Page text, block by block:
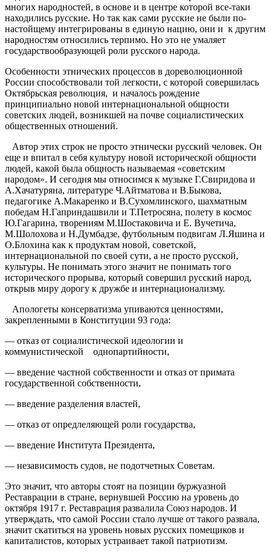
многих народностей, в основе и в центре которой все-таки
находились русские. Но так как сами русские не были по-
настойщему интегрированы в единую нацию, они и к другим
народностям относились терпимо. Но это не умаляет
государствообразующей роли русского народа.
Особенности этнических процессов в дореволюционной
России способствовали той легкости, с которой совершилась
Октябрьская революция, и началось рождение
принципиально новой интернациональной общности
советских людей, возникшей на почве социалистических
общественных отношений.
Автор этих строк не просто этнически русский человек. Он
еще и впитал в себя культуру новой исторической общности
людей, какой была общность называемая «советским
народом». И сегодня мы относимся к музыке Г.Свиридова и
А.Хачатуряна, литературе Ч.Айтматова и В.Быкова,
педагогике А.Макаренко и В.Сухомлинского, шахматным
победам Н.Гаприндашвили и Т.Петросяна, полету в космос
Ю.Гагарина, творениям М.Шостаковича и Е. Вучетича,
М.Шолохова и Н.Думбадзе, футбольным подвигам Л.Яшина и
О.Блохина как к продуктам новой, советской,
интернациональной по своей сути, а не просто русской,
культуры. Не понимать этого значит не понимать того
исторического прорыва, который совершил русский народ,
открыв миру дорогу к дружбе и интернационализму.
Апологеты консерватизма упиваются ценностями,
закрепленными в Конституции 93 года:
— отказ от социалистической идеологии и
коммунистической однопартийности,
— введение частной собственности и отказ от примата
государственной собственности,
— введение разделения властей,
— отказ от опредлеляющей роли государства,
— введение Института Президента,
— независимость судов, не подотчетных Советам.
Это значит, что авторы стоят на позиции буржуазной
Реставрации в стране, вернувшей Россию на уровень до
октября 1917 г. Реставрация развалила Союз народов. И
утверждать, что самой России стало лучше от такого развала,
значит скатиться на уровень новых русских помещиков и
капиталистов, которых устраивает такой патриотизм.